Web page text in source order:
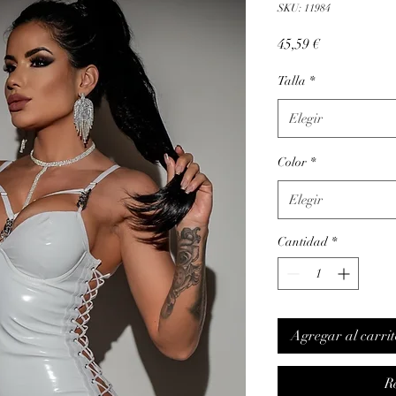
SKU: 11984
45,59 €Precio
Talla *
Elegir
Color *
Elegir
Cantidad *
Agregar al